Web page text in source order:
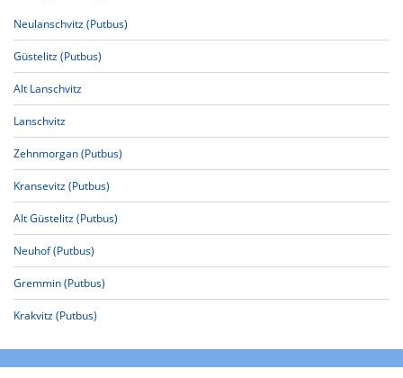
Neulanschvitz (Putbus)
Güstelitz (Putbus)
Alt Lanschvitz
Lanschvitz
Zehnmorgan (Putbus)
Kransevitz (Putbus)
Alt Güstelitz (Putbus)
Neuhof (Putbus)
Gremmin (Putbus)
Krakvitz (Putbus)